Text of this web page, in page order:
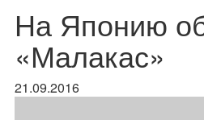
На Японию
«Малакас»
21.09.2016